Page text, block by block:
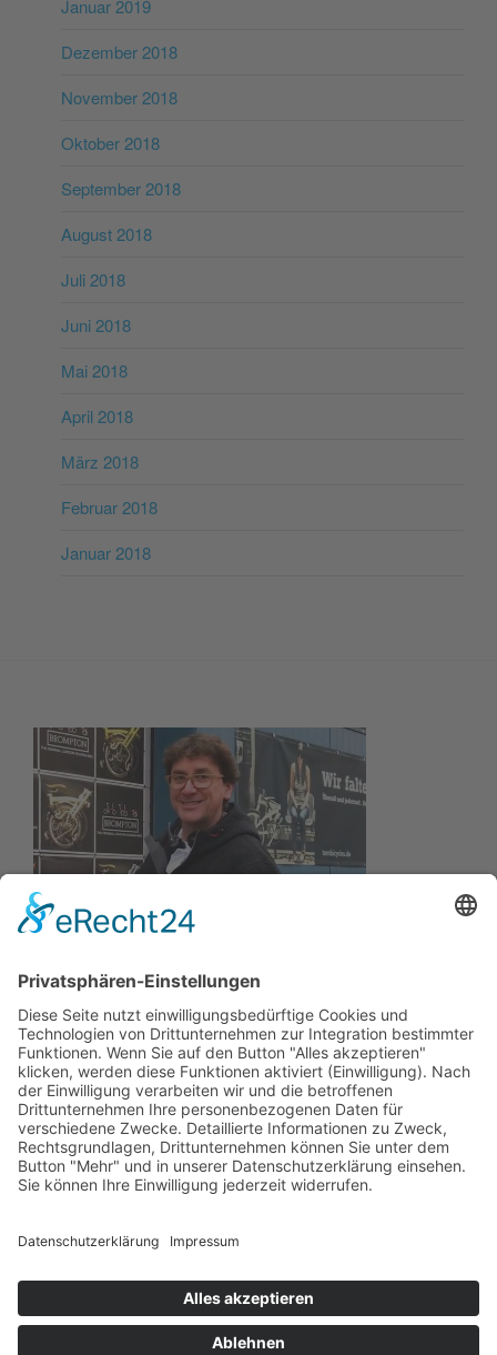
Januar 2019
Dezember 2018
November 2018
Oktober 2018
September 2018
August 2018
Juli 2018
Juni 2018
Mai 2018
April 2018
März 2018
Februar 2018
Januar 2018
Wir wollen Ihr persönlicher Online Marine Spezialist sein,
der sich auf die Fahne geschrieben hat, der zuverlässigste
und preiswerteste Anbieter zu sein.
Wir sind ständig im Wachstum und wissen Ihr Vertrauen zu
schätzen.
Kay-Lucas Kaniewski